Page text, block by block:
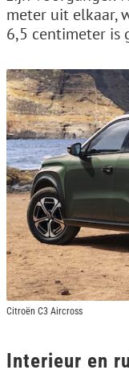
meter uit elkaar,
6,5 centimeter is
Citroën C3 Aircross
Interieur en